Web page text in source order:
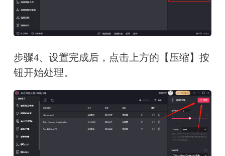
步骤4、设置完成后，点击上方的【压缩】按
钮开始处理。